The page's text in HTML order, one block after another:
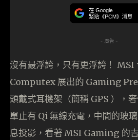
在 Google
緊貼《PCM》消息
- 廣告 -
沒有最浮誇，只有更浮誇！ MSI
Computex 展出的 Gaming
頭戴式耳機架（簡稱 GPS ），
單止有 Qi 無線充電，中間的玻
息投影，看著 MSI Gaming 的